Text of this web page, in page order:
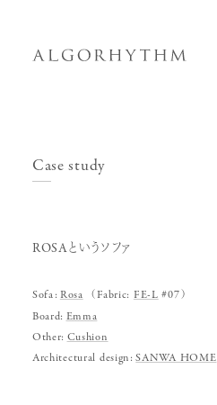
Case study
ROSAというソファ
Sofa: Rosa （Fabric: FE-L #07）
Board: Emma
Other: Cushion
Architectural design: SANWA HOME